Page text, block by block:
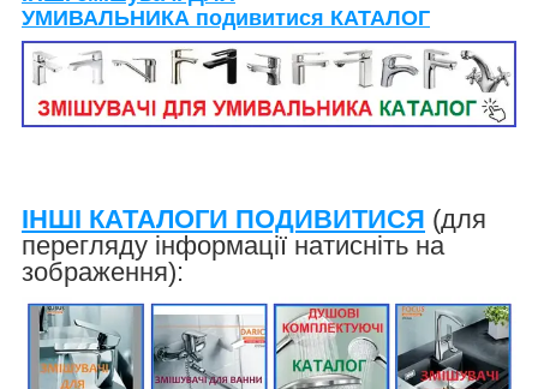
УМИВАЛЬНИКА подивитися КАТАЛОГ
ІНШІ КАТАЛОГИ ПОДИВИТИСЯ (для
перегляду інформації натисніть на
зображення):